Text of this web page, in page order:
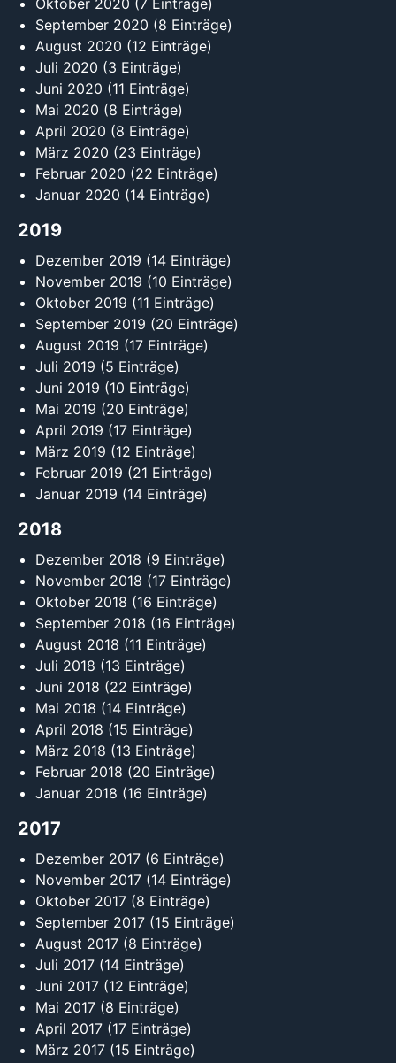
September 2020 (8 Einträge)
August 2020 (12 Einträge)
Juli 2020 (3 Einträge)
Juni 2020 (11 Einträge)
Mai 2020 (8 Einträge)
April 2020 (8 Einträge)
März 2020 (23 Einträge)
Februar 2020 (22 Einträge)
Januar 2020 (14 Einträge)
2019
Dezember 2019 (14 Einträge)
November 2019 (10 Einträge)
Oktober 2019 (11 Einträge)
September 2019 (20 Einträge)
August 2019 (17 Einträge)
Juli 2019 (5 Einträge)
Juni 2019 (10 Einträge)
Mai 2019 (20 Einträge)
April 2019 (17 Einträge)
März 2019 (12 Einträge)
Februar 2019 (21 Einträge)
Januar 2019 (14 Einträge)
2018
Dezember 2018 (9 Einträge)
November 2018 (17 Einträge)
Oktober 2018 (16 Einträge)
September 2018 (16 Einträge)
August 2018 (11 Einträge)
Juli 2018 (13 Einträge)
Juni 2018 (22 Einträge)
Mai 2018 (14 Einträge)
April 2018 (15 Einträge)
März 2018 (13 Einträge)
Februar 2018 (20 Einträge)
Januar 2018 (16 Einträge)
2017
Dezember 2017 (6 Einträge)
November 2017 (14 Einträge)
Oktober 2017 (8 Einträge)
September 2017 (15 Einträge)
August 2017 (8 Einträge)
Juli 2017 (14 Einträge)
Juni 2017 (12 Einträge)
Mai 2017 (8 Einträge)
April 2017 (17 Einträge)
März 2017 (15 Einträge)